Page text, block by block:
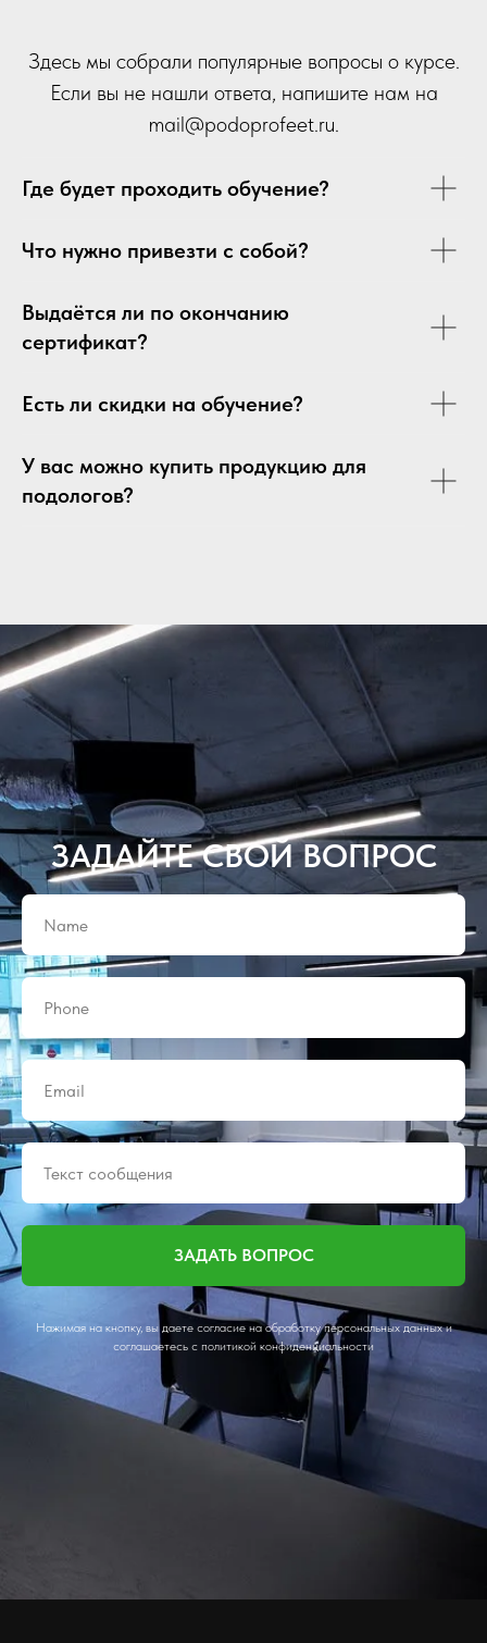
Здесь мы собрали популярные вопросы о курсе.
Если вы не нашли ответа, напишите нам на
mail@podoprofeet.ru.
Где будет проходить обучение?
Что нужно привезти с собой?
Выдаётся ли по окончанию
сертификат?
Есть ли скидки на обучение?
У вас можно купить продукцию для
подологов?
ЗАДАЙТЕ СВОЙ ВОПРОС
ЗАДАТЬ ВОПРОС
Нажимая на кнопку, вы даете согласие на обработку персональных данных и
соглашаетесь c политикой конфиденциальности